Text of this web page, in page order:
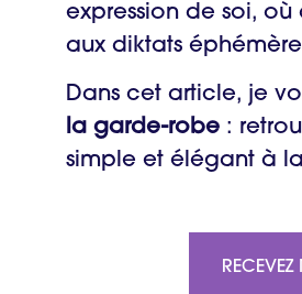
expression de soi,
aux diktats
Dans cet article, je
la garde-robe :
simple et élégant à